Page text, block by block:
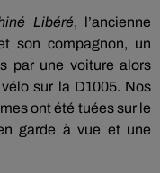
Libéré, l’ancienne
son compagnon, un
par une voiture alors
sur la D1005. Nos
ont été tuées sur le
garde à vue et une